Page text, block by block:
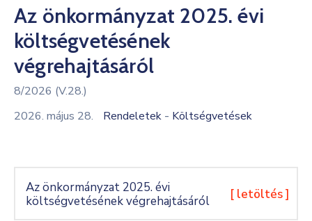
Kultúra
Keresés
Az önkormányzat 2025. évi
költségvetésének
végrehajtásáról
8/2026 (V.28.)
2026. május 28.
Rendeletek - Költségvetések
Az önkormányzat 2025. évi
költségvetésének végrehajtásáról
[ letöltés ]